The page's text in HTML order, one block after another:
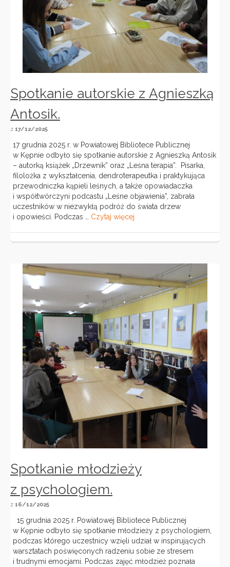
Spotkanie autorskie z Agnieszką
Antosik.
z 17/12/2025
17 grudnia 2025 r. w Powiatowej Bibliotece Publicznej
w Kępnie odbyło się spotkanie autorskie z Agnieszką Antosik
– autorką książek „Drzewnik” oraz „Leśna terapia”. Pisarka,
filolożka z wykształcenia, dendroterapeutka i praktykująca
przewodniczka kąpieli leśnych, a także opowiadaczka
i współtwórczyni podcastu „Leśne objawienia”, zabrała
uczestników w niezwykłą podróż do świata drzew
i opowieści. Podczas … Czytaj więcej
Spotkanie młodzieży
z psychologiem.
z 16/12/2025
15 grudnia 2025 r. Powiatowej Bibliotece Publicznej
w Kępnie odbyło się spotkanie młodzieży z psychologiem,
podczas którego uczestnicy wzięli udział w inspirujących
warsztatach poświęconych radzeniu sobie ze stresem
i trudnymi emocjami. Podczas zajęć młodzież poznała